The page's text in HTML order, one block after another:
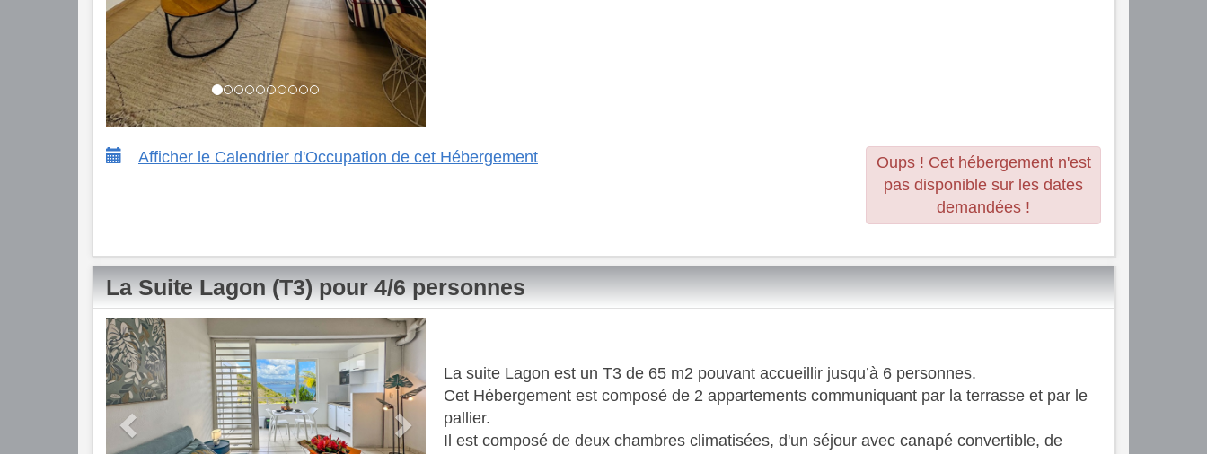
Afficher le Calendrier d'Occupation de cet Hébergement
Oups ! Cet hébergement n'est
pas disponible sur les dates
demandées !
La Suite Lagon (T3) pour 4/6 personnes
Previous Next
La suite Lagon est un T3 de 65 m2 pouvant accueillir jusqu’à 6 personnes.
Cet Hébergement est composé de 2 appartements communiquant par la terrasse et par le
pallier.
Il est composé de deux chambres climatisées, d'un séjour avec canapé convertible, de